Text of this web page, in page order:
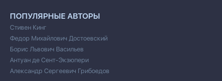
ПОПУЛЯРНЫЕ АВТОРЫ
Стивен Кинг
Федор Михайлович Достоевский
Борис Львович Васильев
Антуан де Сент-Экзюпери
Александр Сергеевич Грибоедов